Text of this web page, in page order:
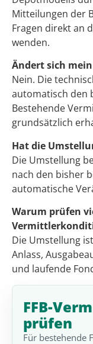
Mitteilungen der
Fragen direkt an
wenden.
Ändert sich
Nein. Die
automatisch den
Bestehende
grundsätzlich
Hat die
Die Umstellung
nach den bisher
automatische
Warum prüfen
Die Umstellung
Anlass,
und laufende
FFB-
prüfen
Für bestehende